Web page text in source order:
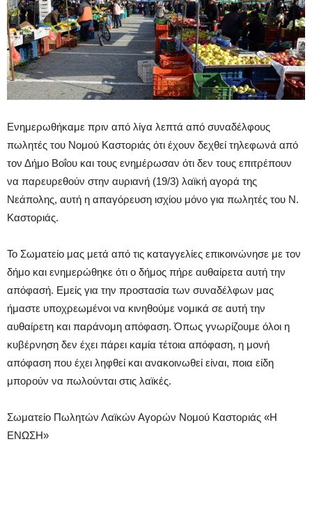
Ενημερωθήκαμε πριν από λίγα λεπτά από συναδέλφους
πωλητές του Νομού Καστοριάς ότι έχουν δεχθεί τηλεφωνά από
τον Δήμο Βοΐου και τους ενημέρωσαν ότι δεν τους επιτρέπουν
να παρευρεθούν στην αυριανή (19/3) λαϊκή αγορά της
Νεάπολης, αυτή η απαγόρευση ισχίου μόνο για πωλητές του Ν.
Καστοριάς.
Το Σωματείο μας μετά από τις καταγγελίες επικοινώνησε με τον
δήμο και ενημερώθηκε ότι ο δήμος πήρε αυθαίρετα αυτή την
απόφασή. Εμείς για την προστασία των συναδέλφων μας
ήμαστε υποχρεωμένοι να κινηθούμε νομικά σε αυτή την
αυθαίρετη και παράνομη απόφαση. Όπως γνωρίζουμε όλοι η
κυβέρνηση δεν έχει πάρει καμία τέτοια απόφαση, η μονή
απόφαση που έχει ληφθεί και ανακοινωθεί είναι, ποια είδη
μπορούν να πωλούνται στις λαϊκές.
Σωματείο Πωλητών Λαϊκών Αγορών Νομού Καστοριάς «Η
ΕΝΩΣΗ»